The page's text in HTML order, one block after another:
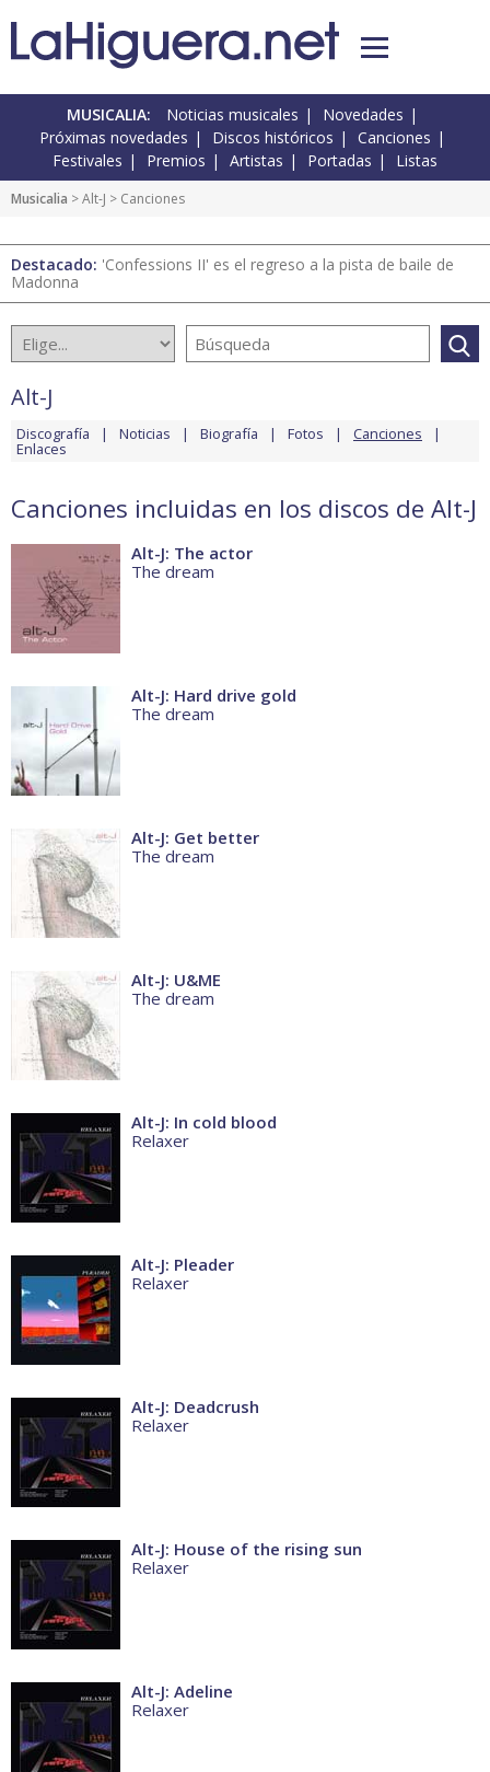
MUSICALIA: Noticias musicales
Novedades
Próximas novedades
Discos históricos
Canciones
Festivales
Premios Artistas Portadas Listas
Musicalia >Alt-J > Canciones
Destacado: 'Confessions II' es el regreso a la pista de baile de
Madonna
Alt-J
Discografía Noticias Biografía Fotos Canciones
Enlaces
Canciones incluidas en los discos de Alt-J
Alt-J: The actor
The dream
Alt-J: Hard drive gold
The dream
Alt-J: Get better
The dream
Alt-J: U&ME
The dream
Alt-J: In cold blood
Relaxer
Alt-J: Pleader
Relaxer
Alt-J: Deadcrush
Relaxer
Alt-J: House of the rising sun
Relaxer
Alt-J: Adeline
Relaxer